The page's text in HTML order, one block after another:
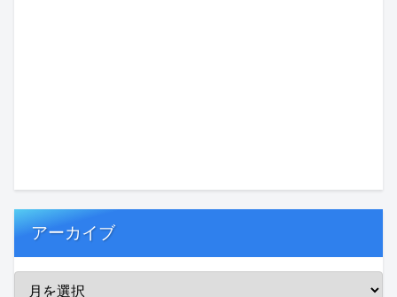
アーカイブ